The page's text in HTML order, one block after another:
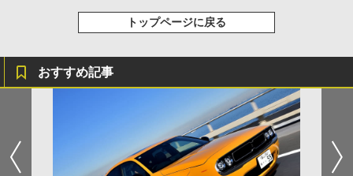
トップページに戻る
おすすめ記事